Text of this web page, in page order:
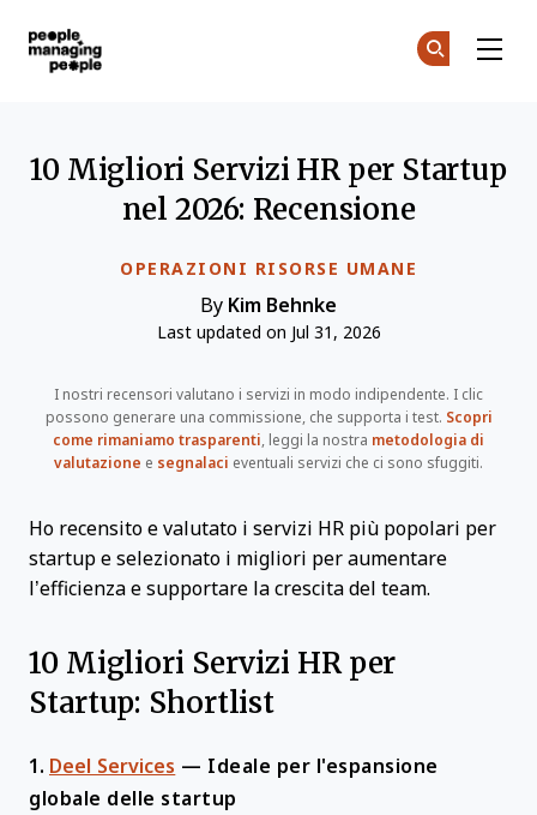
OPERAZIONI RISORSE UMANE
10 Migliori Servizi HR per Startup
nel 2026: Recensione
By Kim Behnke
Last updated on Jul 31, 2026
I nostri recensori valutano i servizi in modo indipendente. I clic
possono generare una commissione, che supporta i test. Scopri
come rimaniamo trasparenti, leggi la nostra metodologia di
valutazione e segnalaci eventuali servizi che ci sono sfuggiti.
Ho recensito e valutato i servizi HR più popolari per
startup e selezionato i migliori per aumentare
l’efficienza e supportare la crescita del team.
10 Migliori Servizi HR per
Startup: Shortlist
1. Deel Services — Ideale per l'espansione
globale delle startup